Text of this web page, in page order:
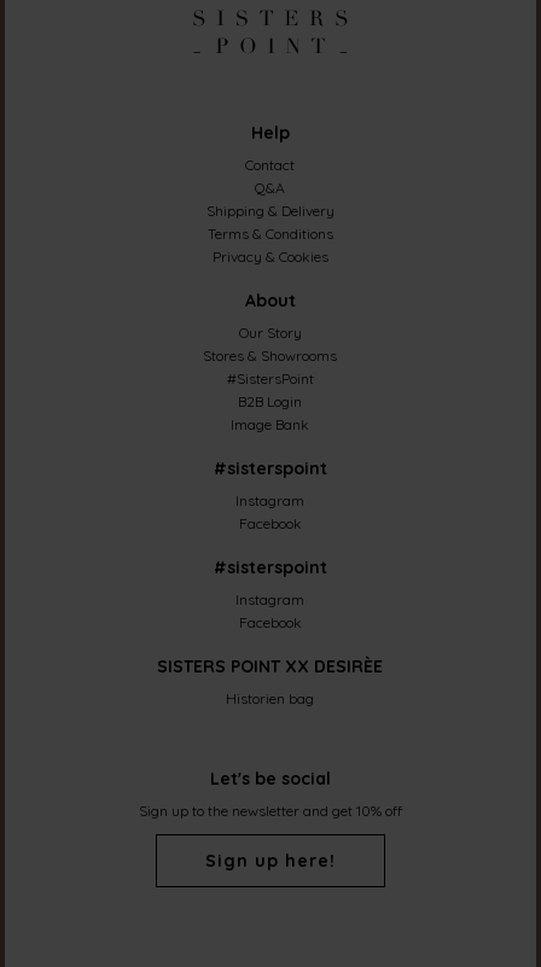
Help
Contact
Q&A
Shipping & Delivery
Terms & Conditions
Privacy & Cookies
About
Our Story
Stores & Showrooms
#SistersPoint
B2B Login
Image Bank
#sisterspoint
Instagram
Facebook
#sisterspoint
Instagram
Facebook
SISTERS POINT XX DESIRÈE
Historien bag
Let's be social
Sign up to the newsletter and get 10% off
Sign up here!